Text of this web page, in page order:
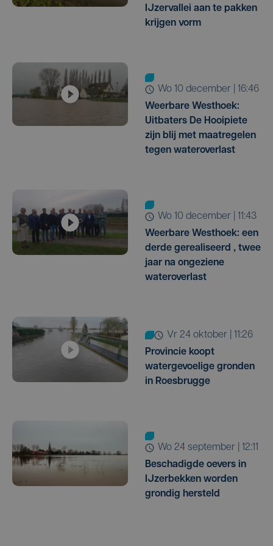
IJzervallei aan te pakken
krijgen vorm
wo 10 december | 16:46
Weerbare Westhoek:
Uitbaters De Hooipiete
zijn blij met maatregelen
tegen wateroverlast
wo 10 december | 11:43
Weerbare Westhoek: een
derde gerealiseerd , twee
jaar na ongeziene
wateroverlast
vr 24 oktober | 11:26
Provincie koopt
watergevoelige gronden
in Roesbrugge
wo 24 september | 12:11
Beschadigde oevers in
IJzerbekken worden
grondig hersteld